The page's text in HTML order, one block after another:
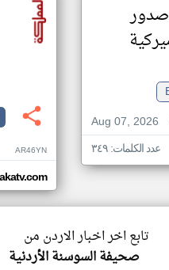
صدور
Aug 07, 2026
عدد الكلمات: ٣٤٩ AR46YN
تابع اخر اخبار الاردن من
صحيفة السوسنة الأردنية